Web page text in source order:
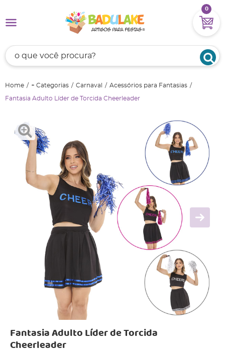
0
Home + Categorias Carnaval Acessórios para Fantasias
Fantasia Adulto Líder de Torcida Cheerleader
Fantasia Adulto Líder de Torcida
Cheerleader